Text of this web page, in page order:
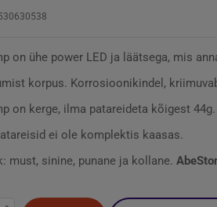
on ühe power LED ja läätsega, mis
korpus. Korrosioonikindel,
on kerge, ilma patareideta kõigest 44g.
ei ole komplektis kaasas.
must, sinine, punane ja kollane.